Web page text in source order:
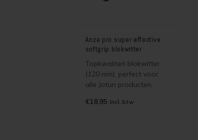
Anza pro super effective
softgrip blokwitter
Topkwaliteit blokwitter
(120 mm), perfect voor
alle Jotun producten,
terpentine houdende
€18,95 Incl. btw